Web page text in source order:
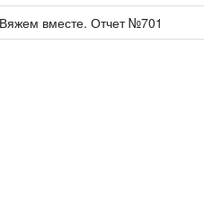
вместе. Отчет №701